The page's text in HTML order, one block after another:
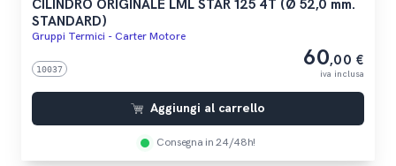
CILINDRO ORIGINALE LML STAR 125 4T (Ø 52,0 mm.
STANDARD)
Gruppi Termici - Carter Motore
10037 60,00 €
iva inclusa
Aggiungi al carrello
Consegna in 24/48h!